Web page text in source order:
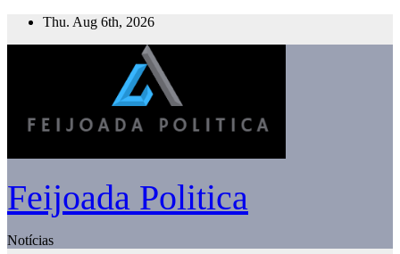
Skip
Thu. Aug 6th, 2026
Feijoada Politica
Notícias